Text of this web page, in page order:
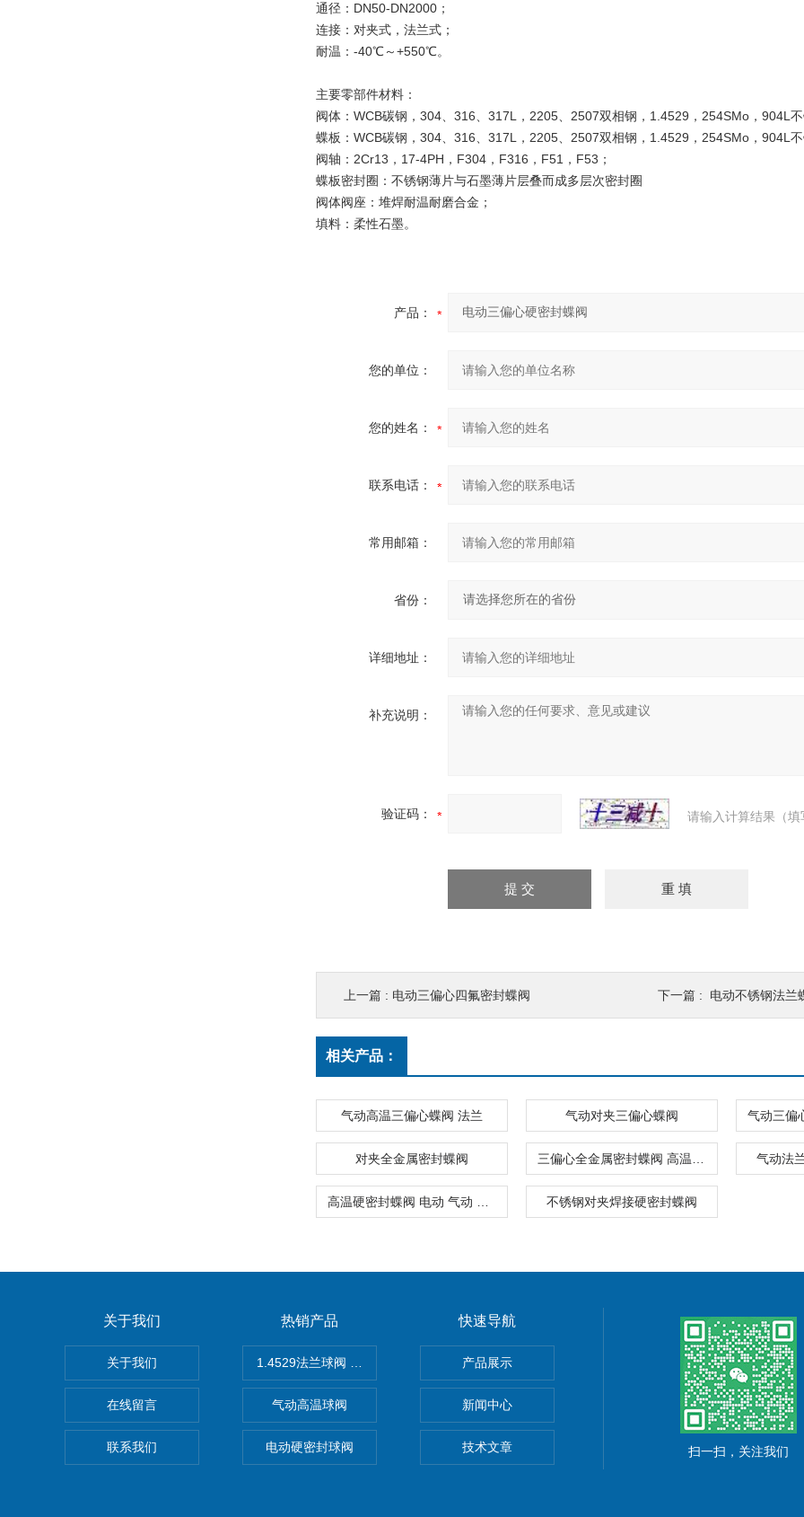
通径：DN50-DN2000；
连接：对夹式，法兰式；
耐温：-40℃～+550℃。
主要零部件材料：
阀体：WCB碳钢，304、316、317L，2205、2507双相钢，1.4529，254SMo，904L不
蝶板：WCB碳钢，304、316、317L，2205、2507双相钢，1.4529，254SMo，904L不
阀轴：2Cr13，17-4PH，F304，F316，F51，F53；
蝶板密封圈：不锈钢薄片与石墨薄片层叠而成多层次密封圈
阀体阀座：堆焊耐温耐磨合金；
填料：柔性石墨。
产品：
您的单位：
您的姓名：
联系电话：
常用邮箱：
省份：
详细地址：
补充说明：
验证码： 请输入计算结果（
上一篇 : 电动三偏心四氟密封蝶阀 下一篇 : 电动不锈钢法兰
相关产品：
气动高温三偏心蝶阀 法兰 气动对夹三偏心蝶阀
对夹全金属密封蝶阀 气动法
不锈钢对夹焊接硬密封蝶阀
关于我们
关于我们
在线留言
联系我们
热销产品
1.4529法兰球阀 不锈钢球阀
气动高温球阀
电动硬密封球阀
快速导航
产品展示
新闻中心
技术文章 扫一扫，关注我们